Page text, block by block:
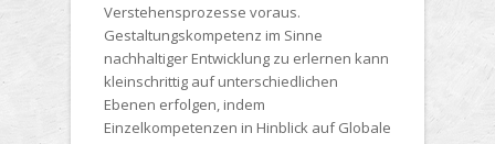
Verstehensprozesse voraus.
Gestaltungskompetenz im Sinne
nachhaltiger Entwicklung zu erlernen kann
kleinschrittig auf unterschiedlichen
Ebenen erfolgen, indem
Einzelkompetenzen in Hinblick auf Globale